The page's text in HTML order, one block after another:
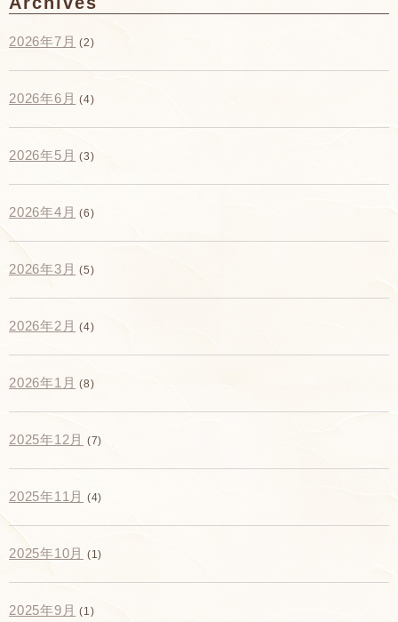
2026年7月 (2)
2026年6月 (4)
2026年5月 (3)
2026年4月 (6)
2026年3月 (5)
2026年2月 (4)
2026年1月 (8)
2025年12月 (7)
2025年11月 (4)
2025年10月 (1)
2025年9月 (1)